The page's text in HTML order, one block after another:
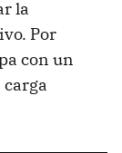
la
Por
con un